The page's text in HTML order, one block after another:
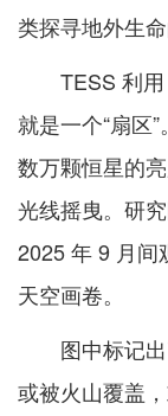
类探寻地外生命
TESS 利
就是一个“扇区
数万颗恒星的
光线摇曳。 研
2025 年 9 月间
天空画卷。
图中标记
或被火山覆盖